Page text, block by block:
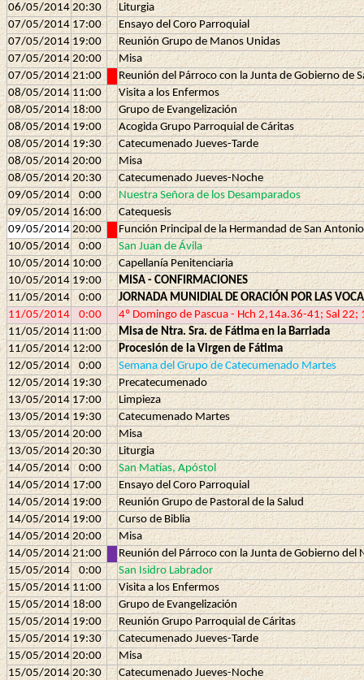
06/05/2014 20:30
Liturgia
07/05/2014 17:00
Ensayo del Coro Parroquial
07/05/2014 19:00
Reunión Grupo de Manos Unidas
07/05/2014 20:00
Misa
07/05/2014 21:00
Reunión del Párroco con la Junta de Gobierno de
08/05/2014 11:00
Visita a los Enfermos
08/05/2014 18:00
Grupo de Evangelización
08/05/2014 19:00
Acogida Grupo Parroquial de Cáritas
08/05/2014 19:30
Catecumenado Jueves-Tarde
08/05/2014 20:00
Misa
08/05/2014 20:30
Catecumenado Jueves-Noche
09/05/2014
0:00
Nuestra Señora de los Desamparados
09/05/2014 16:00
Catequesis
09/05/2014 20:00
Función Principal de la Hermandad de San
10/05/2014
0:00
San Juan de Ávila
10/05/2014 10:00
Capellanía Penitenciaria
10/05/2014 19:00
MISA - CONFIRMACIONES
11/05/2014
0:00
JORNADA MUNIDIAL DE ORACIÓN POR LAS
11/05/2014
0:00
4º Domingo de Pascua - Hch 2,14a.36-41; Sal
11/05/2014 11:00
Misa de Ntra. Sra. de Fátima en la Barriada
11/05/2014 12:00
Procesión de la Virgen de Fátima
12/05/2014
0:00
Semana del Grupo de Catecumenado Martes
12/05/2014 19:30
Precatecumenado
13/05/2014 17:00
Limpieza
13/05/2014 19:30
Catecumenado Martes
13/05/2014 20:00
Misa
13/05/2014 20:30
Liturgia
14/05/2014
0:00
San Matías, Apóstol
14/05/2014 17:00
Ensayo del Coro Parroquial
14/05/2014 19:00
Reunión Grupo de Pastoral de la Salud
14/05/2014 19:00
Curso de Biblia
14/05/2014 20:00
Misa
14/05/2014 21:00
Reunión del Párroco con la Junta de Gobierno del
15/05/2014
0:00
San Isidro Labrador
15/05/2014 11:00
Visita a los Enfermos
15/05/2014 18:00
Grupo de Evangelización
15/05/2014 19:00
Reunión Grupo Parroquial de Cáritas
15/05/2014 19:30
Catecumenado Jueves-Tarde
15/05/2014 20:00
Misa
15/05/2014 20:30
Catecumenado Jueves-Noche